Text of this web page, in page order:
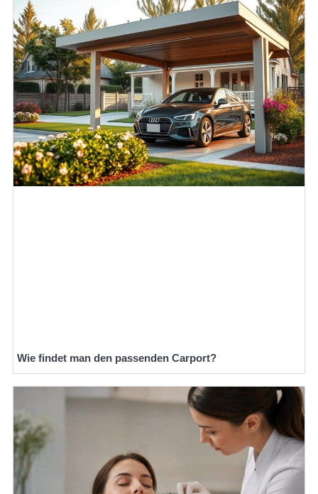
Wie findet man den passenden Carport?